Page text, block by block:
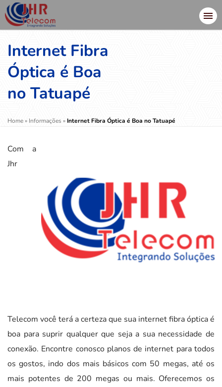
Internet Fibra
Óptica é Boa
no Tatuapé
Home» Informações » Internet Fibra Óptica é Boa no Tatuapé
Com a
Jhr
Telecom você terá a certeza que sua internet fibra óptica é
boa para suprir qualquer que seja a sua necessidade de
conexão. Encontre conosco planos de internet para todos
os gostos, indo dos mais básicos com 50 megas, até os
mais potentes de 200 megas ou mais. Oferecemos os